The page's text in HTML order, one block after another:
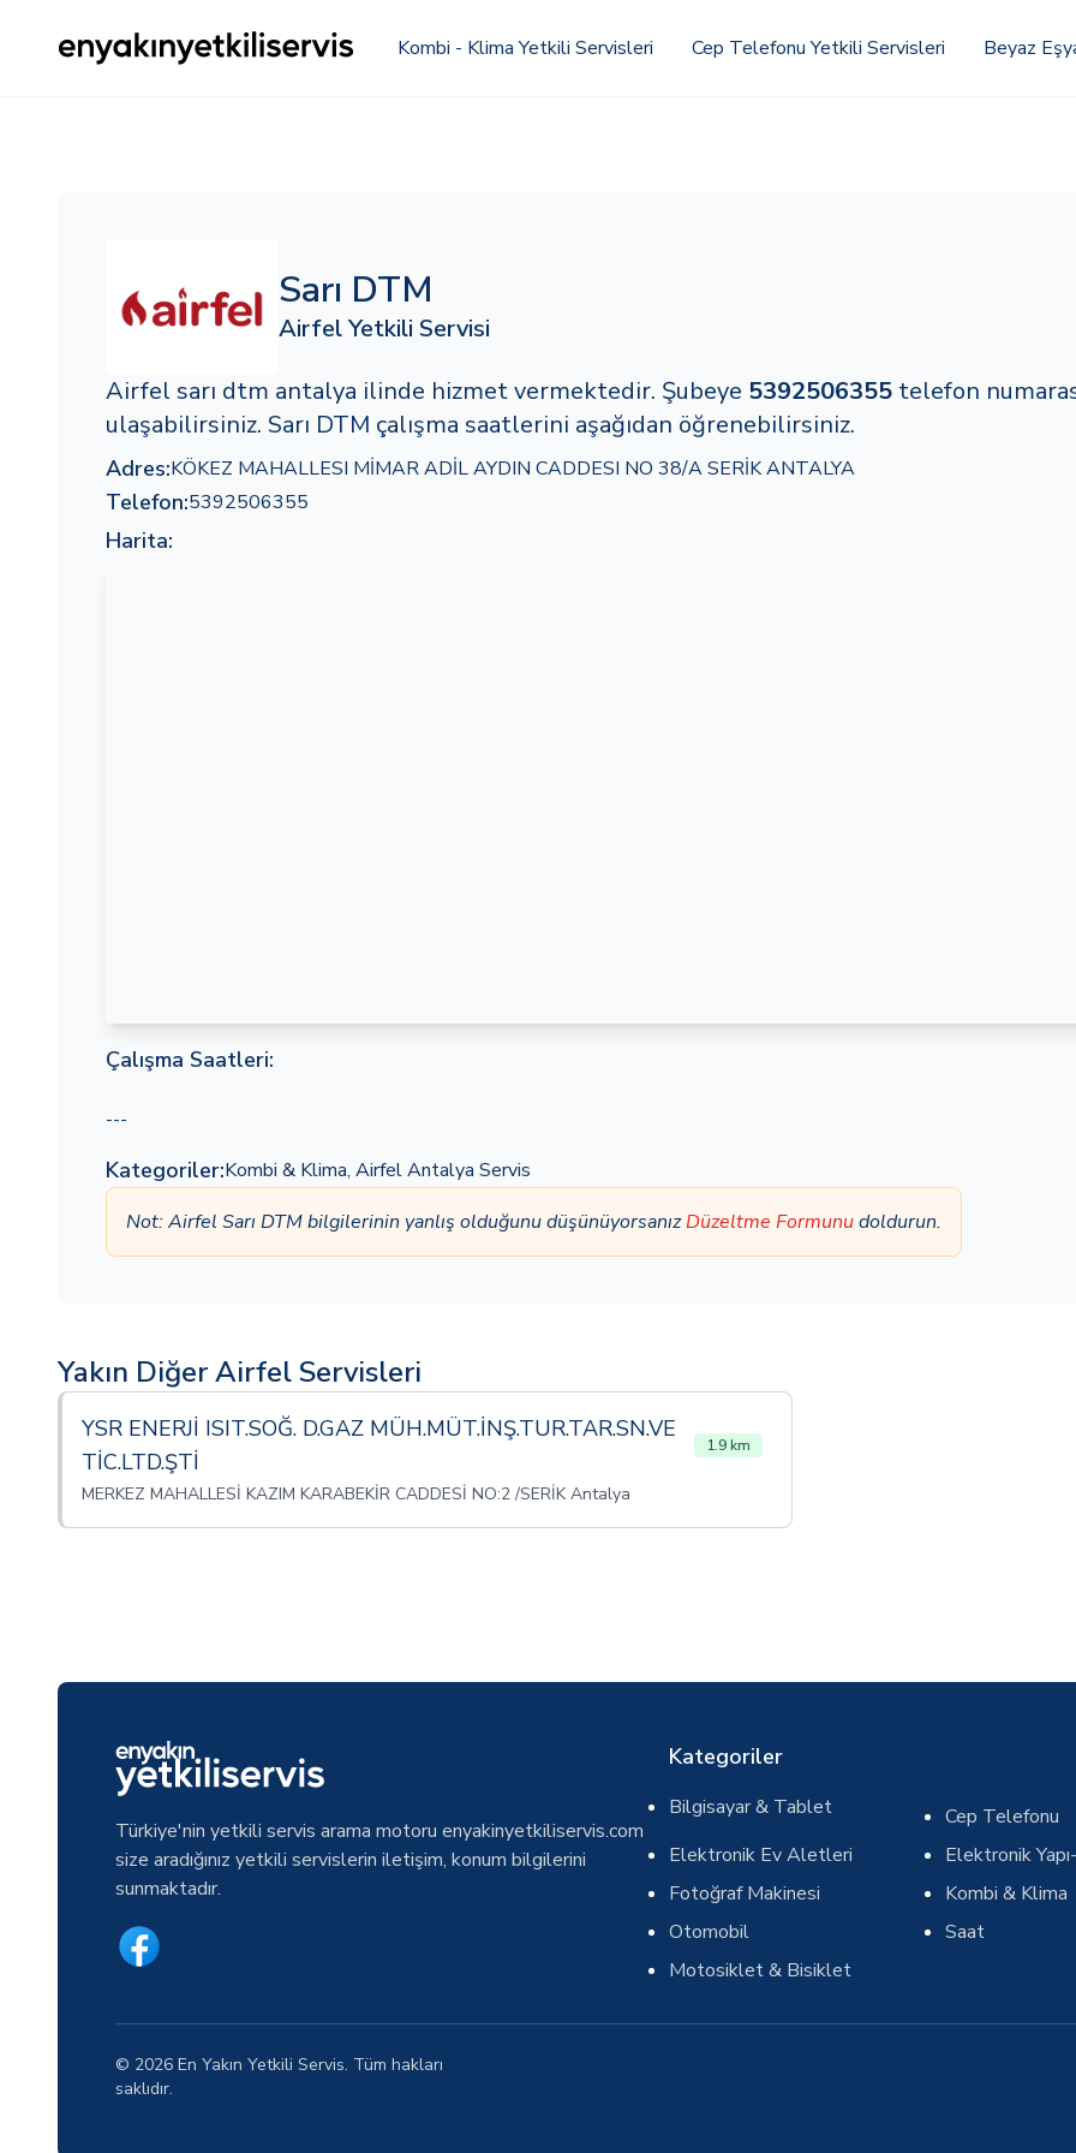
Kombi - Klima Yetkili Servisleri Cep Telefonu Yetkili Servisleri Beyaz
Sarı DTM
Airfel Yetkili Servisi
Airfel sarı dtm antalya ilinde hizmet vermektedir. Şubeye 5392506355 telefon
ulaşabilirsiniz. Sarı DTM çalışma saatlerini aşağıdan öğrenebilirsiniz.
Adres:KÖKEZ MAHALLESI MİMAR ADİL AYDIN CADDESI NO 38/A SERİK ANTALYA
Telefon:5392506355
Harita:
Çalışma Saatleri:
---
Kategoriler:Kombi & Klima, Airfel Antalya Servis
Not: Airfel Sarı DTM bilgilerinin yanlış olduğunu düşünüyorsanızDüzeltme Formunudoldurun.
Yakın Diğer Airfel Servisleri
YSR ENERJİ ISIT.SOĞ. D.GAZ MÜH.MÜT.İNŞ.TUR.TAR.SN.VE
TİC.LTD.ŞTİ
1.9 km
MERKEZ MAHALLESİ KAZIM KARABEKİR CADDESİ NO:2 /SERİK Antalya
Türkiye'nin yetkili servis arama motoru enyakinyetkiliservis.com
size aradığınız yetkili servislerin iletişim, konum bilgilerini
sunmaktadır.
Kategoriler
Bilgisayar & Tablet
Cep Telefonu
Elektronik Ev Aletleri
Elektronik
Fotoğraf Makinesi
Kombi & Klima
Otomobil
Saat
Motosiklet & Bisiklet
© 2026 En Yakın Yetkili Servis. Tüm hakları
saklıdır.